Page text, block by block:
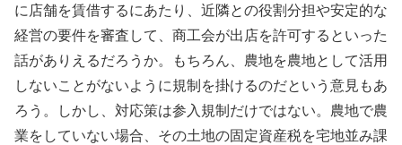
に店舗を賃借するにあたり、近隣との役割分担や安定的な
経営の要件を審査して、商工会が出店を許可するといった
話がありえるだろうか。もちろん、農地を農地として活用
しないことがないように規制を掛けるのだという意見もあ
ろう。しかし、対応策は参入規制だけではない。農地で農
業をしていない場合、その土地の固定資産税を宅地並み課